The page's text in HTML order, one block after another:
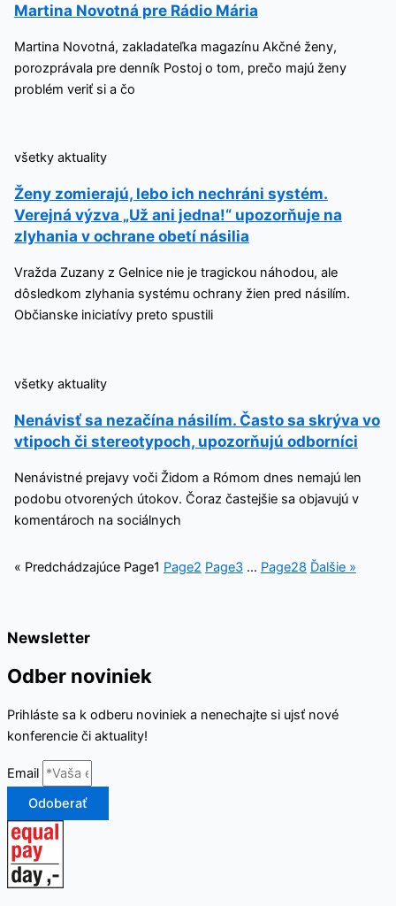
Martina Novotná pre Rádio Mária
Martina Novotná, zakladateľka magazínu Akčné ženy,
porozprávala pre denník Postoj o tom, prečo majú ženy
problém veriť si a čo
všetky aktuality
Ženy zomierajú, lebo ich nechráni systém.
Verejná výzva „Už ani jedna!“ upozorňuje na
zlyhania v ochrane obetí násilia
Vražda Zuzany z Gelnice nie je tragickou náhodou, ale
dôsledkom zlyhania systému ochrany žien pred násilím.
Občianske iniciatívy preto spustili
všetky aktuality
Nenávisť sa nezačína násilím. Často sa skrýva vo
vtipoch či stereotypoch, upozorňujú odborníci
Nenávistné prejavy voči Židom a Rómom dnes nemajú len
podobu otvorených útokov. Čoraz častejšie sa objavujú v
komentároch na sociálnych
« Predchádzajúce Page1 Page2 Page3 … Page28 Ďalšie »
Newsletter
Odber noviniek
Prihláste sa k odberu noviniek a nenechajte si ujsť nové
konferencie či aktuality!
Email
Odoberať